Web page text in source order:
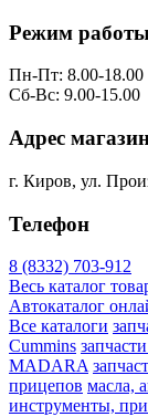
Режим
Пн-Пт: 8.00-18.00
Сб-Вс: 9.00-15.00
Адрес
г. Киров, ул.
Телефон
8 (8332) 703-912
Весь каталог
Автокаталог
Все каталоги
Cummins
MADARA
прицепов масла,
инструменты,